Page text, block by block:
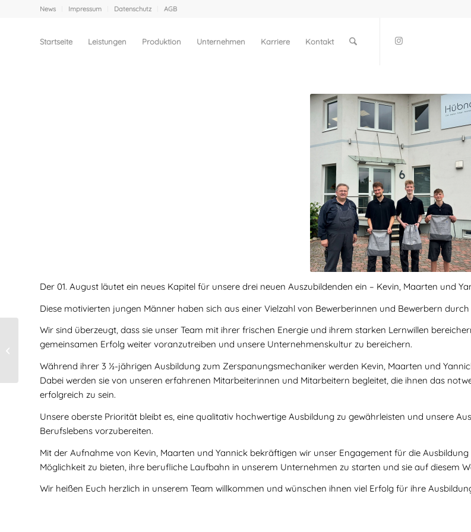
News Impressum Datenschutz AGB
Startseite Leistungen Produktion Unternehmen Karriere Kontakt
Der 01. August läutet ein neues Kapitel für unsere drei neuen Auszubildenden ein – Kevin, Maarten und
Diese motivierten jungen Männer haben sich aus einer Vielzahl von Bewerberinnen und Bewerbern
Wir sind überzeugt, dass sie unser Team mit ihrer frischen Energie und ihrem starken Lernwillen
gemeinsamen Erfolg weiter voranzutreiben und unsere Unternehmenskultur zu bereichern.
Während ihrer 3 ½-jährigen Ausbildung zum Zerspanungsmechaniker werden Kevin, Maarten und
Dabei werden sie von unseren erfahrenen Mitarbeiterinnen und Mitarbeitern begleitet, die ihnen das
erfolgreich zu sein.
Unsere oberste Priorität bleibt es, eine qualitativ hochwertige Ausbildung zu gewährleisten und unsere
Berufslebens vorzubereiten.
Mit der Aufnahme von Kevin, Maarten und Yannick bekräftigen wir unser Engagement für die
Möglichkeit zu bieten, ihre berufliche Laufbahn in unserem Unternehmen zu starten und sie auf diesem
Wir heißen Euch herzlich in unserem Team willkommen und wünschen ihnen viel Erfolg für ihre
Mehr freie Tage